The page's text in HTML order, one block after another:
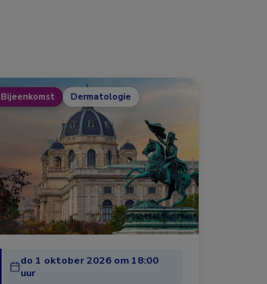
Bijeenkomst Dermatologie
do 1 oktober 2026 om 18:00
uur